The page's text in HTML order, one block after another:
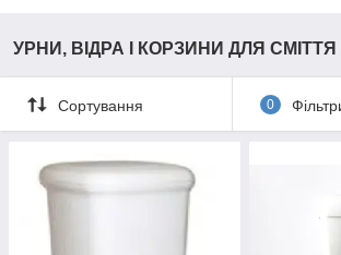
УРНИ, ВІДРА І КОРЗИНИ ДЛЯ СМІТТЯ
Сортування 0